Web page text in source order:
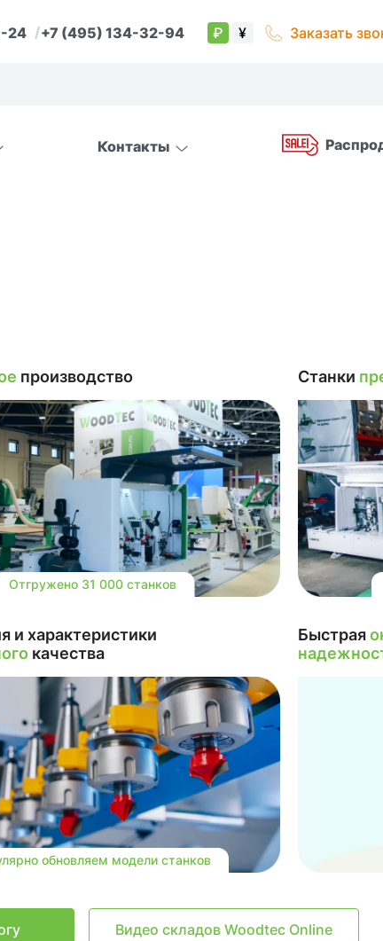
24 +7 (495) 134-32-94 ₽ ¥ Заказать
Контакты
производство
Отгружено 31 000 станков
Станки
и характеристики
качества
обновляем модели станков
Быстрая
Видео складов Woodtec Online